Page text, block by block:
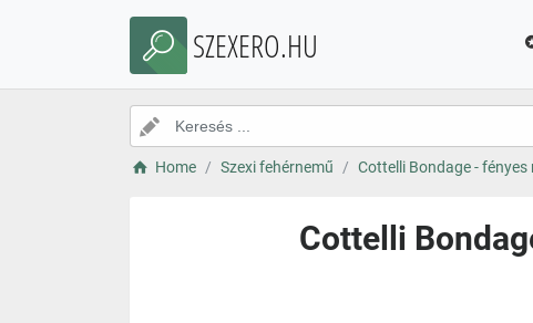
SZEXERO.HU
Home Szexi fehérnemű Cottelli Bondage -
Cottelli